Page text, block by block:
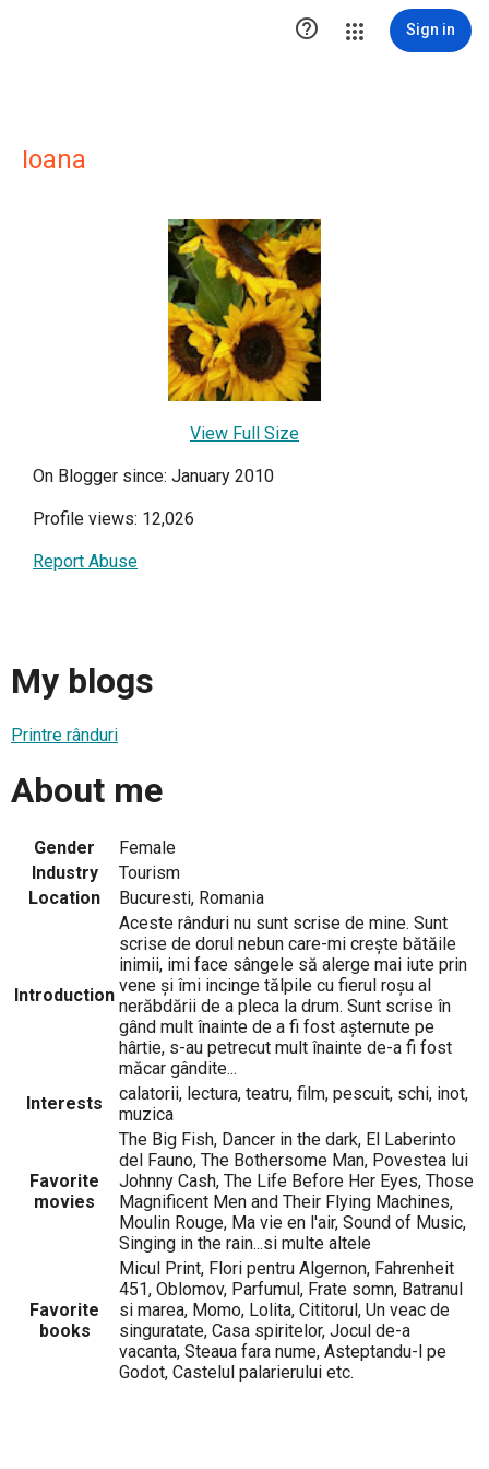
 Sign in
Ioana
View Full Size
On Blogger since: January 2010
Profile views: 12,026
Report Abuse
My blogs
Printre rânduri
About me
Gender
Female
Industry
Tourism
Location
Bucuresti, Romania
Introduction
Aceste rânduri nu sunt scrise de mine. Sunt
scrise de dorul nebun care-mi crește bătăile
inimii, imi face sângele să alerge mai iute prin
vene și îmi incinge tălpile cu fierul roșu al
nerăbdării de a pleca la drum. Sunt scrise în
gând mult înainte de a fi fost așternute pe
hârtie, s-au petrecut mult înainte de-a fi fost
măcar gândite...
Interests
calatorii, lectura, teatru, film, pescuit, schi, inot,
muzica
Favorite
movies
The Big Fish, Dancer in the dark, El Laberinto
del Fauno, The Bothersome Man, Povestea lui
Johnny Cash, The Life Before Her Eyes, Those
Magnificent Men and Their Flying Machines,
Moulin Rouge, Ma vie en l'air, Sound of Music,
Singing in the rain...si multe altele
Favorite
books
Micul Print, Flori pentru Algernon, Fahrenheit
451, Oblomov, Parfumul, Frate somn, Batranul
si marea, Momo, Lolita, Cititorul, Un veac de
singuratate, Casa spiritelor, Jocul de-a
vacanta, Steaua fara nume, Asteptandu-l pe
Godot, Castelul palarierului etc.